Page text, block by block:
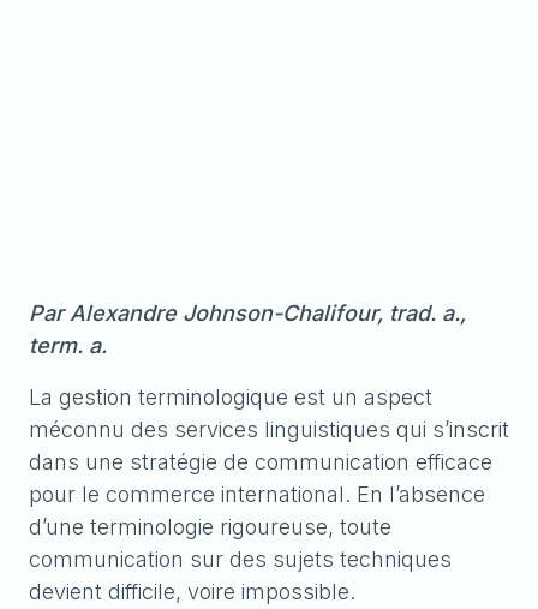
Par Alexandre Johnson-Chalifour, trad. a.,
term. a.
La gestion terminologique est un aspect
méconnu des services linguistiques qui s’inscrit
dans une stratégie de communication efficace
pour le commerce international. En l’absence
d’une terminologie rigoureuse, toute
communication sur des sujets techniques
devient difficile, voire impossible.